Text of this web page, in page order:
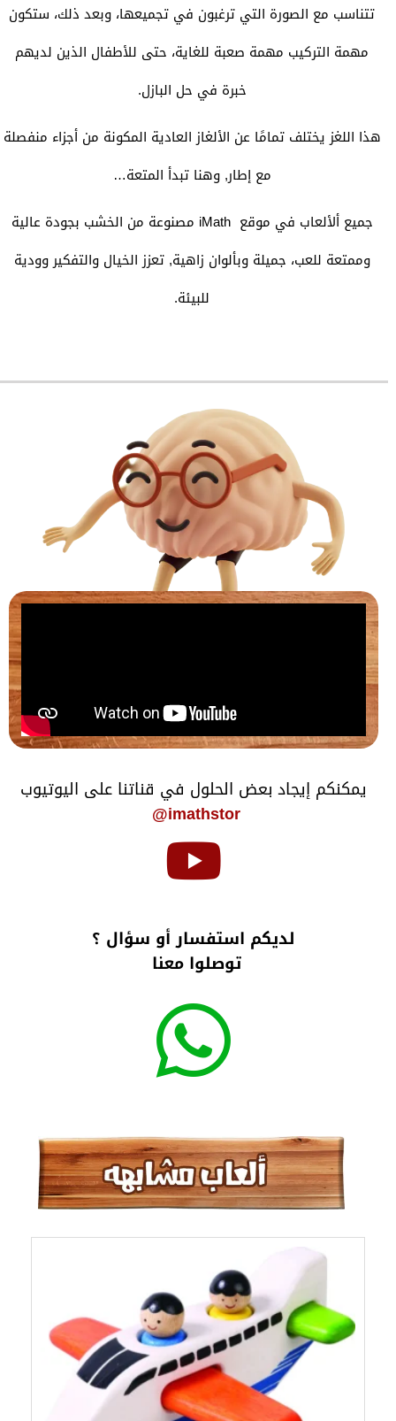
تتناسب مع الصورة التي ترغبون في تجميعها، وبعد ذلك، ستكون
مهمة التركيب مهمة صعبة للغاية، حتى للأطفال الذين لديهم
خبرة في حل البازل.
هذا اللغز يختلف تمامًا عن الألغاز العادية المكونة من أجزاء منفصلة
مع إطار, وهنا تبدأ المتعة…
جميع ألألعاب في موقع iMath مصنوعة من الخشب بجودة عالية
وممتعة للعب، جميلة وبألوان زاهية, تعزز الخيال والتفكير وودية
للبيئة.
يمكنكم إيجاد بعض الحلول في قناتنا على اليوتيوب
imathstor@
لديكم استفسار أو سؤال ؟
توصلوا معنا